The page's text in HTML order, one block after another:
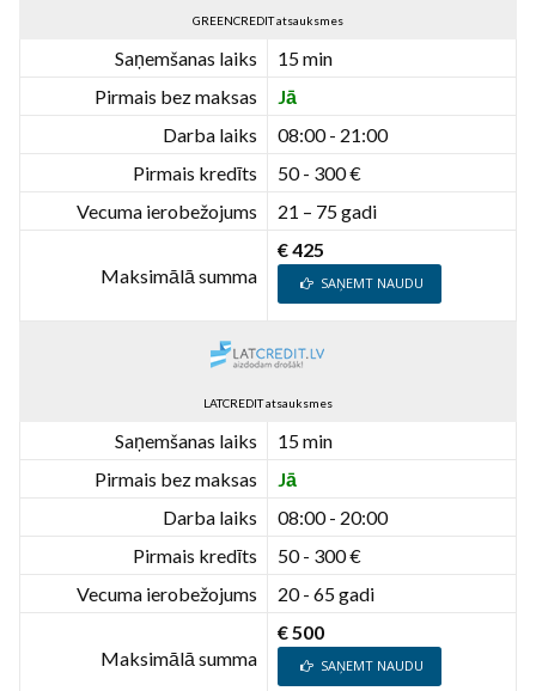
GREENCREDIT atsauksmes
Saņemšanas laiks
15 min
Pirmais bez maksas
Jā
Darba laiks
08:00 - 21:00
Pirmais kredīts
50 - 300 €
Vecuma ierobežojums
21 – 75 gadi
Maksimālā summa
€ 425
SAŅEMT NAUDU
LATCREDIT atsauksmes
Saņemšanas laiks
15 min
Pirmais bez maksas
Jā
Darba laiks
08:00 - 20:00
Pirmais kredīts
50 - 300 €
Vecuma ierobežojums
20 - 65 gadi
Maksimālā summa
€ 500
SAŅEMT NAUDU